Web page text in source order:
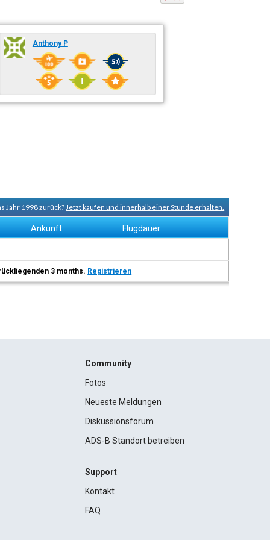
Anthony P
Jahr 1998 zurück?Jetzt kaufen und innerhalb einer Stunde erhalten.
Ankunft Flugdauer
3 months. Registrieren
Community
Fotos
Neueste Meldungen
Diskussionsforum
ADS-B Standort betreiben
Support
Kontakt
FAQ